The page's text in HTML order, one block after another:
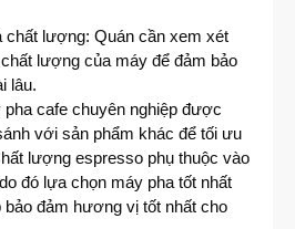
chất lượng: Quán cần xem xét
lượng của máy để đảm bảo
lâu.
cafe chuyên nghiệp được
với sản phẩm khác để tối ưu
lượng espresso phụ thuộc vào
đó lựa chọn máy pha tốt nhất
đảm hương vị tốt nhất cho